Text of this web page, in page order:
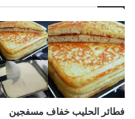
فطائر الحليب خفاف مسفجين